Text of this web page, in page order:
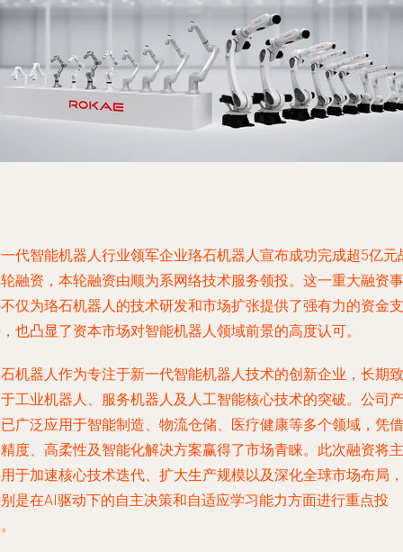
代智能机器人行业领军企业珞石机器人宣布成功完成超5亿元
融资，本轮融资由顺为系网络技术服务领投。这一重大融资事
仅为珞石机器人的技术研发和市场扩张提供了强有力的资金支
也凸显了资本市场对智能机器人领域前景的高度认可。
机器人作为专注于新一代智能机器人技术的创新企业，长期致
工业机器人、服务机器人及人工智能核心技术的突破。公司产
广泛应用于智能制造、物流仓储、医疗健康等多个领域，凭借
度、高柔性及智能化解决方案赢得了市场青睐。此次融资将主
于加速核心技术迭代、扩大生产规模以及深化全球市场布局，
是在AI驱动下的自主决策和自适应学习能力方面进行重点投